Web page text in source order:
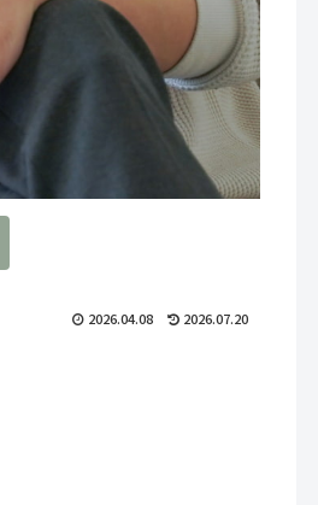
2026.04.08 2026.07.20